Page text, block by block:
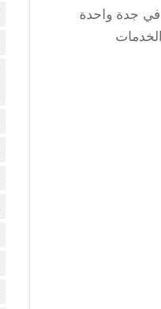
في جدة واحدة